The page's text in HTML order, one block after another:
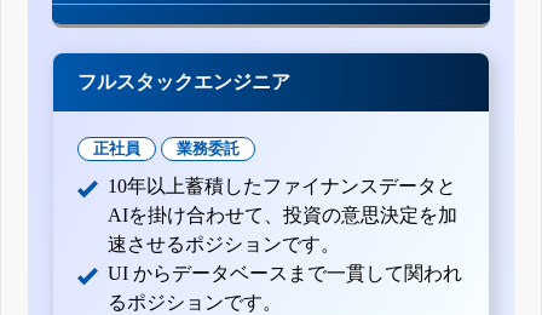
フルスタックエンジニア
正社員 業務委託
10年以上蓄積したファイナンスデータと
AIを掛け合わせて、投資の意思決定を加
速させるポジションです。
UI からデータベースまで一貫して関われ
るポジションです。